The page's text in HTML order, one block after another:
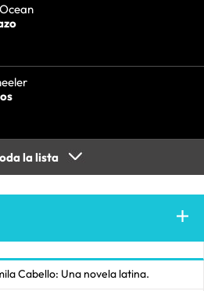
la lista
Cabello: Una novela latina.